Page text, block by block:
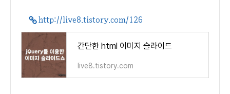
http://live8.tistory.com/126
간단한 html 이미지 슬라이드
live8.tistory.com